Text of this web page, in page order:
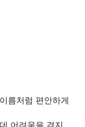
름처럼 편안하게